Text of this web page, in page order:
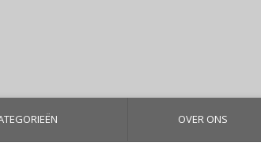
OVER ONS